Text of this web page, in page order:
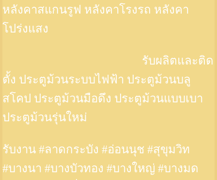
หลังคาสแกนรูฟ หลังคาโรงรถ หลังคา
โปร่งแสง
รับผลิตและติด
ตั้ง ประตูม้วนระบบไฟฟ้า ประตูม้วนบลู
สโคป ประตูม้วนมือดึง ประตูม้วนแบบเบา
ประตูม้วนรุ่นใหม่
รับงาน #ลาดกระบัง #อ่อนนุช #สุขุมวิท
#บางนา #บางบัวทอง #บางใหญ่ #บางมด